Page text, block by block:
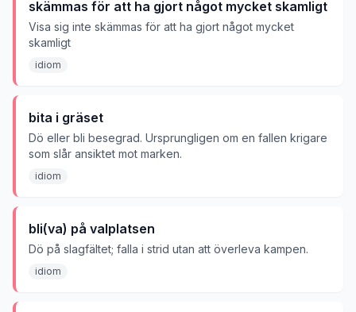
skämmas för att ha gjort något mycket skamligt
Visa sig inte skämmas för att ha gjort något mycket
skamligt
idiom
bita i gräset
Dö eller bli besegrad. Ursprungligen om en fallen krigare
som slår ansiktet mot marken.
idiom
bli(va) på valplatsen
Dö på slagfältet; falla i strid utan att överleva kampen.
idiom